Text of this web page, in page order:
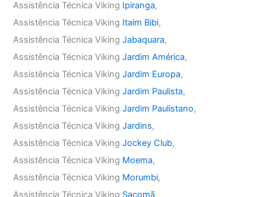
Assistência Técnica Viking Ipiranga,
Assistência Técnica Viking Itaim Bibi,
Assistência Técnica VikingJabaquara,
Assistência Técnica VikingJardim América,
Assistência Técnica VikingJardim Europa,
Assistência Técnica VikingJardim Paulista,
Assistência Técnica VikingJardim Paulistano,
Assistência Técnica VikingJardins,
Assistência Técnica VikingJockey Club,
Assistência Técnica Viking Moema,
Assistência Técnica Viking Morumbi,
Assistência Técnica Viking Sacomã,